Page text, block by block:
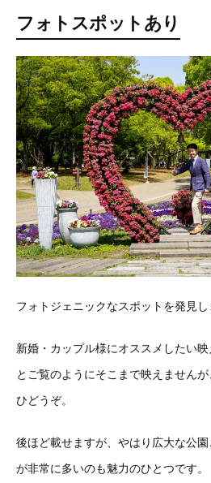
フォトスポットあり
フォトジェニックなスポットを発見し
新婚・カップル様にオススメしたい
とご覧のようにそこまで映えません
ひどうぞ。
後ほど載せますが、やはり広大な公
が非常に多いのも魅力のひとつです。